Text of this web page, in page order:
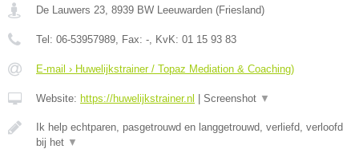
De Lauwers 23, 8939 BW Leeuwarden (Friesland)
Tel: 06-53957989, Fax: -, KvK: 01 15 93 83
E-mail › Huwelijkstrainer / Topaz Mediation & Coaching)
Website: https://huwelijkstrainer.nl Screenshot ▼
Ik help echtparen, pasgetrouwd en langgetrouwd, verliefd, verloofd
bij het ▼